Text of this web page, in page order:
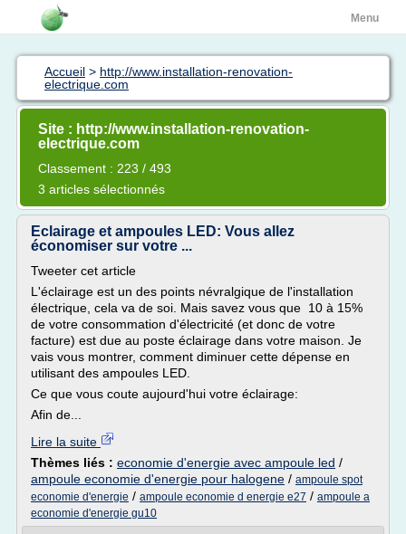
Menu
Accueil > http://www.installation-renovation-
electrique.com
Site : http://www.installation-renovation-
electrique.com
Classement : 223 / 493
3 articles sélectionnés
Eclairage et ampoules LED: Vous allez
économiser sur votre ...
Tweeter cet article
L'éclairage est un des points névralgique de l'installation
électrique, cela va de soi. Mais savez vous que 10 à 15%
de votre consommation d'électricité (et donc de votre
facture) est due au poste éclairage dans votre maison. Je
vais vous montrer, comment diminuer cette dépense en
utilisant des ampoules LED.
Ce que vous coute aujourd'hui votre éclairage:
Afin de...
Lire la suite
Thèmes liés : economie d'energie avec ampoule led /
ampoule economie d'energie pour halogene / ampoule spot
economie d'energie / ampoule economie d energie e27 / ampoule a
economie d'energie gu10